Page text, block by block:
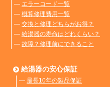
― エラーコード一覧
― 概算修理費用一覧
― 交換と修理どちらがお得？
― 給湯器の寿命はどれくらい？
― 故障？修理前にできること
給湯器の安心保証
― 最長10年の製品保証